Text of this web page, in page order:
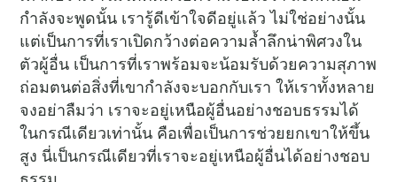
กำลังจะพูดนั้น เรารู้ดีเข้าใจดีอยู่แล้ว ไม่ใช่อย่างนั้น
แต่เป็นการที่เราเปิดกว้างต่อความล้ำลึกน่าพิศวงใน
ตัวผู้อื่น เป็นการที่เราพร้อมจะน้อมรับด้วยความสุภาพ
ถ่อมตนต่อสิ่งที่เขากำลังจะบอกกับเรา ให้เราทั้งหลาย
จงอย่าลืมว่า เราจะอยู่เหนือผู้อื่นอย่างชอบธรรมได้
ในกรณีเดียวเท่านั้น คือเพื่อเป็นการช่วยยกเขาให้ขึ้น
สูง นี่เป็นกรณีเดียวที่เราจะอยู่เหนือผู้อื่นได้อย่างชอบ